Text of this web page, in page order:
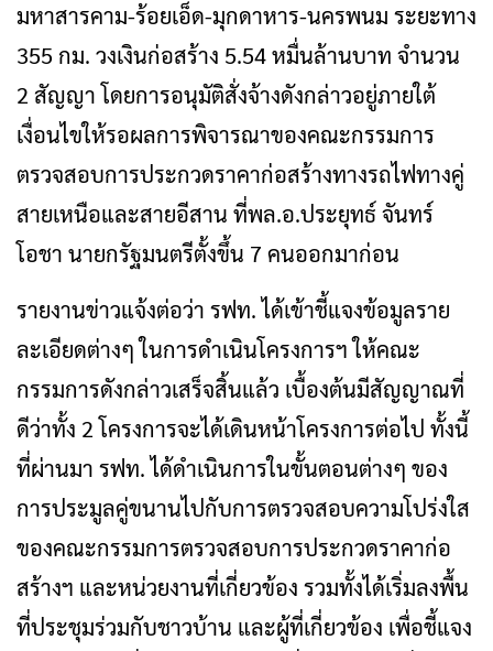
มหาสารคาม-ร้อยเอ็ด-มุกดาหาร-นครพนม ระยะทาง
355 กม. วงเงินก่อสร้าง 5.54 หมื่นล้านบาท จำนวน
2 สัญญา โดยการอนุมัติสั่งจ้างดังกล่าวอยู่ภายใต้
เงื่อนไขให้รอผลการพิจารณาของคณะกรรมการ
ตรวจสอบการประกวดราคาก่อสร้างทางรถไฟทางคู่
สายเหนือและสายอีสาน ที่พล.อ.ประยุทธ์ จันทร์
โอชา นายกรัฐมนตรีตั้งขึ้น 7 คนออกมาก่อน
รายงานข่าวแจ้งต่อว่า รฟท. ได้เข้าชี้แจงข้อมูลราย
ละเอียดต่างๆ ในการดำเนินโครงการฯ ให้คณะ
กรรมการดังกล่าวเสร็จสิ้นแล้ว เบื้องต้นมีสัญญาณที่
ดีว่าทั้ง 2 โครงการจะได้เดินหน้าโครงการต่อไป ทั้งนี้
ที่ผ่านมา รฟท. ได้ดำเนินการในขั้นตอนต่างๆ ของ
การประมูลคู่ขนานไปกับการตรวจสอบความโปร่งใส
ของคณะกรรมการตรวจสอบการประกวดราคาก่อ
สร้างฯ และหน่วยงานที่เกี่ยวข้อง รวมทั้งได้เริ่มลงพื้น
ที่ประชุมร่วมกับชาวบ้าน และผู้ที่เกี่ยวข้อง เพื่อชี้แจง